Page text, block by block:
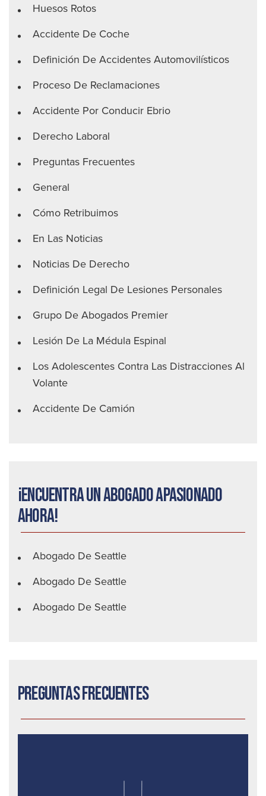
Huesos Rotos
Accidente De Coche
Definición De Accidentes Automovilísticos
Proceso De Reclamaciones
Accidente Por Conducir Ebrio
Derecho Laboral
Preguntas Frecuentes
General
Cómo Retribuimos
En Las Noticias
Noticias De Derecho
Definición Legal De Lesiones Personales
Grupo De Abogados Premier
Lesión De La Médula Espinal
Los Adolescentes Contra Las Distracciones Al
Volante
Accidente De Camión
¡Encuentra un abogado apasionado
ahora!
Abogado De Seattle
Abogado De Seattle
Abogado De Seattle
Preguntas frecuentes